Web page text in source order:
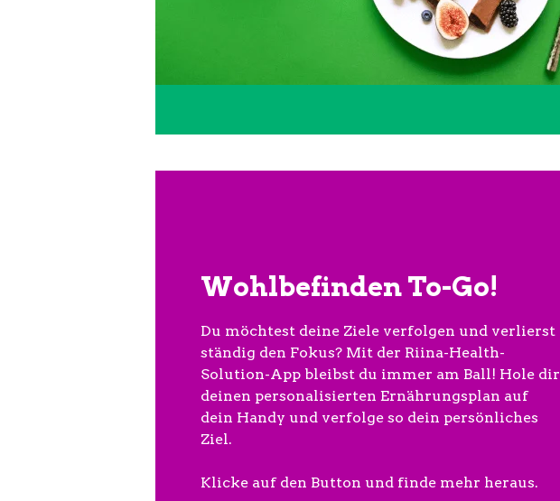
Wohlbefinden To-Go!
Du möchtest deine Ziele verfolgen und verlierst
ständig den Fokus? Mit der Riina-Health-
Solution-App bleibst du immer am Ball! Hole dir
deinen personalisierten Ernährungsplan auf
dein Handy und verfolge so dein persönliches
Ziel.
Klicke auf den Button und finde mehr heraus.